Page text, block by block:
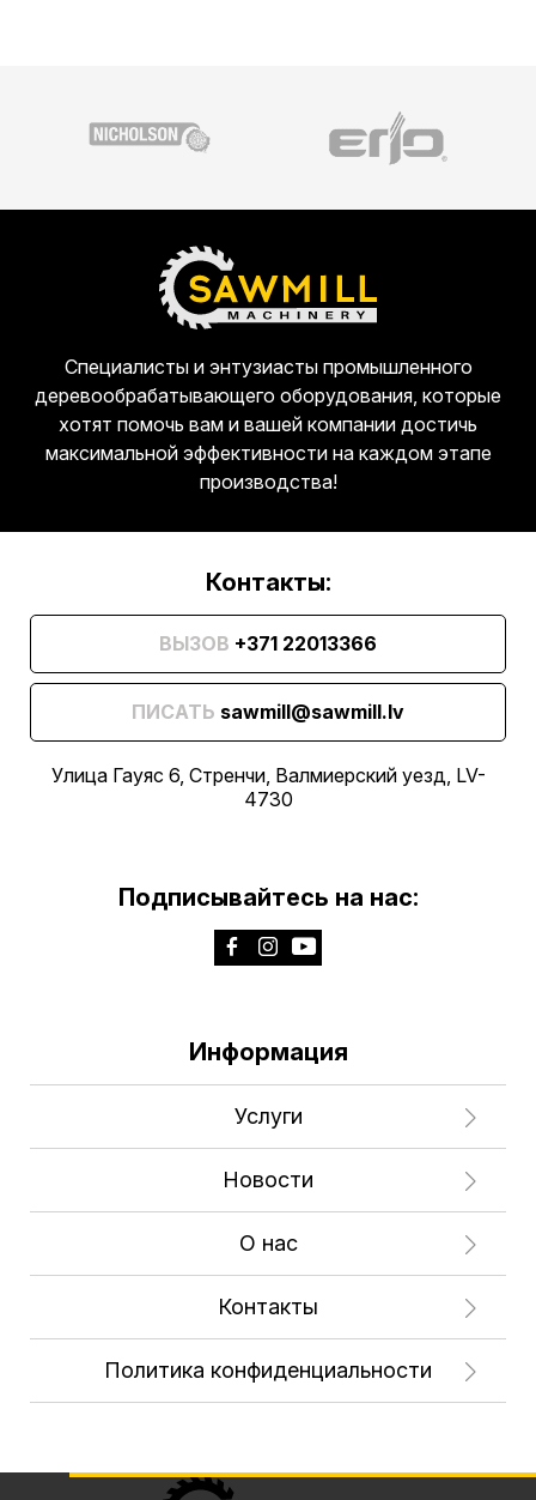
Специалисты и энтузиасты промышленного
деревообрабатывающего оборудования, которые
хотят помочь вам и вашей компании достичь
максимальной эффективности на каждом этапе
производства!
Контакты:
ВЫЗОВ +371 22013366
ПИСАТЬ sawmill@sawmill.lv
Улица Гауяс 6, Стренчи, Валмиерский уезд, LV-
4730
Подписывайтесь на нас:
Информация
Услуги
Новости
О нас
Контакты
Политика конфиденциальности